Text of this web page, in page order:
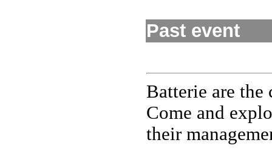
Past event
Batterie are
Come and
their